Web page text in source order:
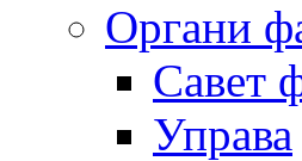
Органи
Савет
Управа